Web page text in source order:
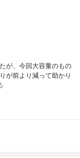
が、今回大容量のもの
が前より減って助かり